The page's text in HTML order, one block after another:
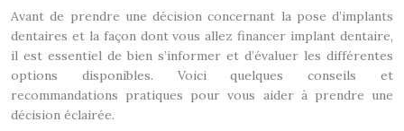
Avant de prendre une décision concernant la pose d’implants
dentaires et la façon dont vous allez financer implant dentaire,
il est essentiel de bien s’informer et d’évaluer les différentes
options disponibles. Voici quelques conseils et
recommandations pratiques pour vous aider à prendre une
décision éclairée.